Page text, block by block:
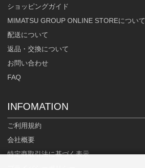
ショッピングガイド
MIMATSU GROUP ONLINE STOREについて
配送について
返品・交換について
お問い合わせ
FAQ
INFOMATION
ご利用規約
会社概要
特定商取引法に基づく表示